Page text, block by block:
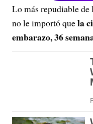
Lo más repudiable
no le importó quela
embarazo, 36